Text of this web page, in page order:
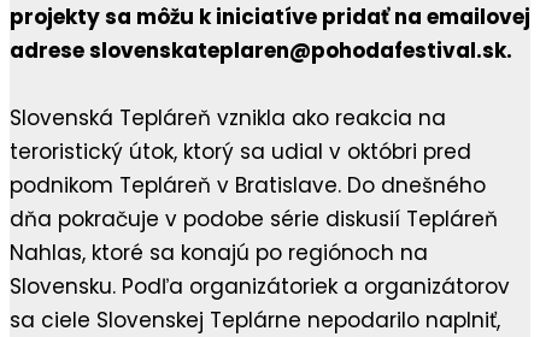
projekty sa môžu k iniciatíve pridať na emailovej
adrese slovenskateplaren@pohodafestival.sk.
Slovenská Tepláreň vznikla ako reakcia na
teroristický útok, ktorý sa udial v októbri pred
podnikom Tepláreň v Bratislave. Do dnešného
dňa pokračuje v podobe série diskusií Tepláreň
Nahlas, ktoré sa konajú po regiónoch na
Slovensku. Podľa organizátoriek a organizátorov
sa ciele Slovenskej Teplárne nepodarilo naplniť,